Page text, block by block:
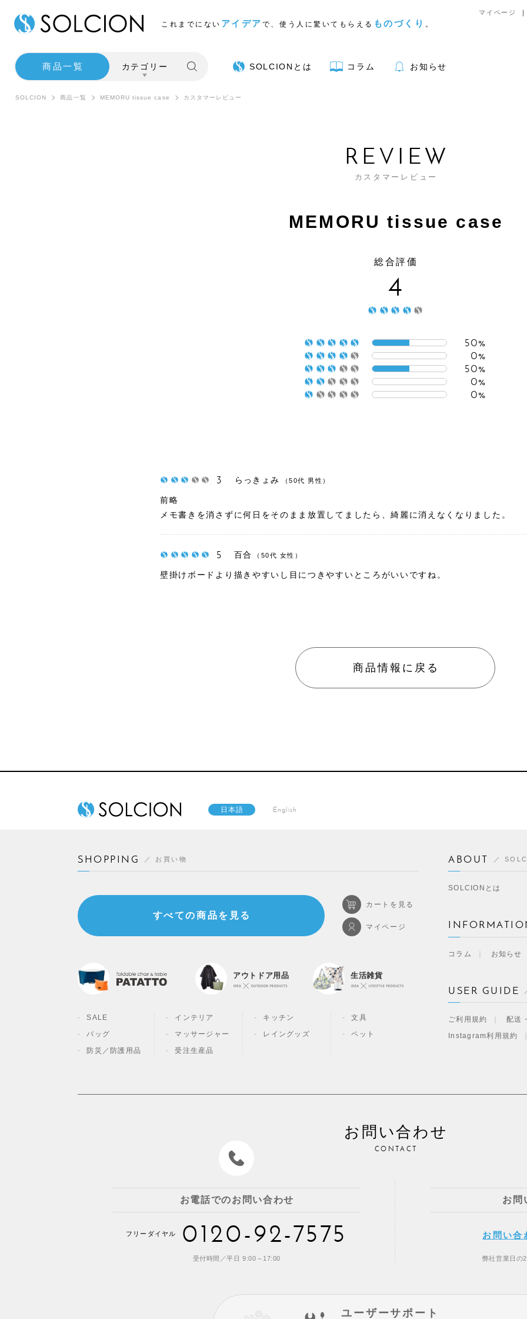
これまでにない アイデア で、使う人に驚いてもらえる ものづくり 。
マイページ
商品一覧 カテゴリー SOLCIONとは コラム お知らせ
アウトドア用品
ペット
SOLCION 商品一覧 MEMORU tissue case カスタマーレビュー
REVIEW
カスタマーレビュー
MEMORU tissue case
総合評価
4
50%
0%
50%
0%
0%
3 らっきょみ （50代 男性）
前略
メモ書きを消さずに何日をそのまま放置してましたら、綺麗に消えなくなりました。
5 百合 （50代 女性）
壁掛けボードより描きやすいし目につきやすいところがいいですね。
商品情報に戻る
日本語 English
SHOPPING お買い物
すべての商品を見る
カートを見る
マイページ
アウトドア用品 生活雑貨
SALE インテリア キッチン
文具
バッグ
マッサージャー レイングッズ
ペット
防災／ 防護用品 受注生産品
ABOUT
SOLCIONとは
コラム お知らせ
USER GUIDE
ご利用規約 配送
Instagram利用規約
お問い合わせ
CONTACT
お電話でのお問い合わせ
フリーダイヤル 0120-92-7575
受付時間／平日 9:00～17:00
お問
お問い合
弊社営業日の
ユーザーサポート